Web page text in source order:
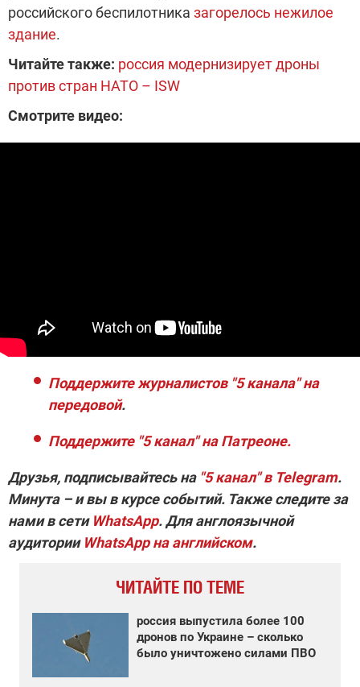
российского беспилотника загорелось нежилое
здание.
Читайте также: россия модернизирует дроны
против стран НАТО – ISW
Смотрите видео:
Поддержите журналистов "5 канала" на
передовой.
Поддержите "5 канал" на Патреоне.
Друзья, подписывайтесь на "5 канал" в Telegram.
Минута – и вы в курсе событий. Также следите за
нами в сети WhatsApp. Для англоязычной
аудитории WhatsApp на английском.
ЧИТАЙТЕ ПО ТЕМЕ
россия выпустила более 100
дронов по Украине – сколько
было уничтожено силами ПВО